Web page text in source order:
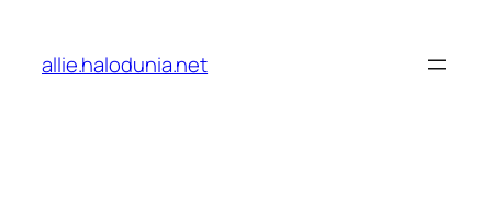
konten
allie.halodunia.net